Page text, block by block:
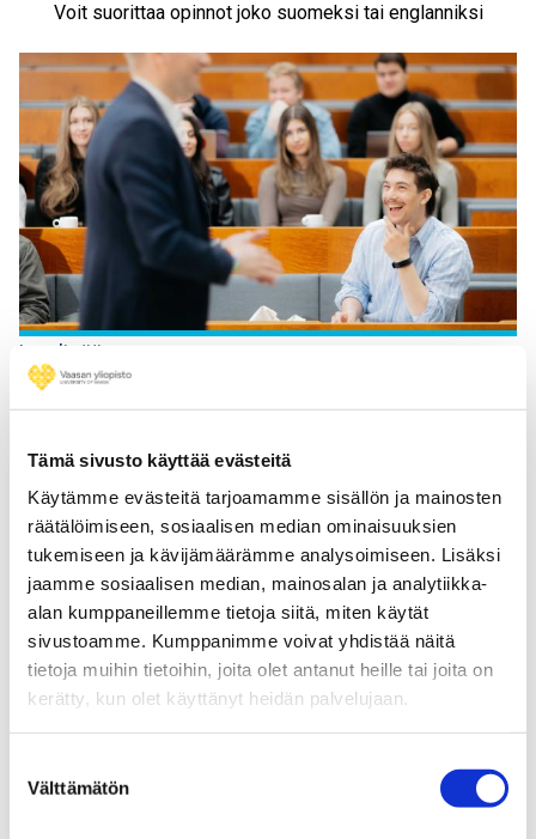
Tämä sivusto käyttää evästeitä
Käytämme evästeitä tarjoamamme sisällön ja mainosten
räätälöimiseen, sosiaalisen median ominaisuuksien
tukemiseen ja kävijämäärämme analysoimiseen. Lisäksi
jaamme sosiaalisen median, mainosalan ja analytiikka-
alan kumppaneillemme tietoja siitä, miten käytät
sivustoamme. Kumppanimme voivat yhdistää näitä
tietoja muihin tietoihin, joita olet antanut heille tai joita on
kerätty, kun olet käyttänyt heidän palvelujaan.
valinta
Välttämätön
Voit suorittaa opinnot joko suomeksi tai englanniksi
Lue lisää
Artificial Intelligence for Accounting and Finance
UUTTA